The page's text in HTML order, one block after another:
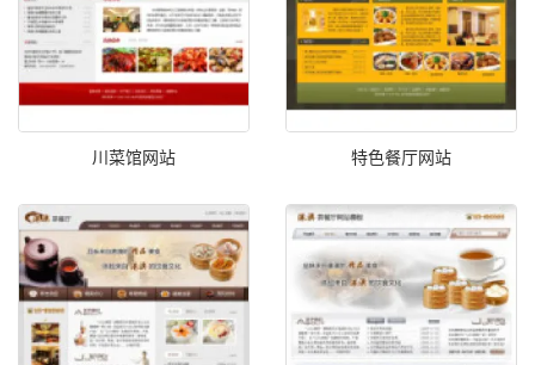
川菜馆网站 特色餐厅网站